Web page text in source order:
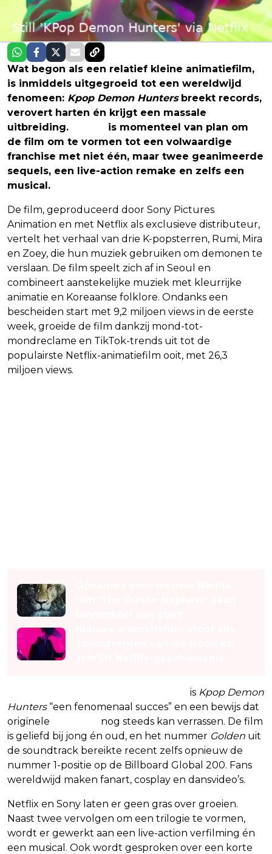
Wat begon als een relatief kleine animatiefilm,
is inmiddels uitgegroeid tot een wereldwijd
fenomeen: Kpop Demon Huntersbreekt records,
verovert harten én krijgt een massale
uitbreiding.
is momenteel van plan om
de film om te vormen tot een volwaardige
franchise met niet één, maar twee geanimeerde
sequels, een live-action remake en zelfs een
musical.
De film, geproduceerd door Sony Pictures
Animation en met Netflix als exclusieve distributeur,
vertelt het verhaal van drie K-popsterren, Rumi, Mira
en Zoey, die hun muziek gebruiken om demonen te
verslaan. De film speelt zich af in Seoul en
combineert aanstekelijke muziek met kleurrijke
animatie en Koreaanse folklore. Ondanks een
bescheiden start met 9,2 miljoen views in de eerste
week, groeide de film dankzij mond-tot-
mondreclame en TikTok-trends uit tot de
populairste Netflix-animatiefilm ooit, met 26,3
miljoen views.
is Kpop Demon
Hunters“een fenomenaal succes” en een bewijs dat
originele
nog steeds kan verrassen. De film
is geliefd bij jong én oud, en het nummer Golden uit
de soundtrack bereikte recent zelfs opnieuw de
nummer 1-positie op de Billboard Global 200. Fans
wereldwijd maken fanart, cosplay en dansvideo’s.
Netflix en Sony laten er geen gras over groeien.
Naast twee vervolgen om een trilogie te vormen,
wordt er gewerkt aan een live-action verfilming én
een musical. Ook wordt gesproken over een korte